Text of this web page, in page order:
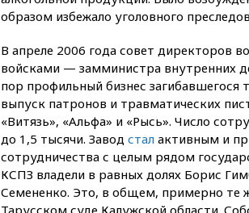
образом избежало уголовного
В апреле 2006 года совет директоров
войсками — замминистра внутренних
пор профильный бизнес загибавшегося
выпуск патронов и травматических
«Витязь», «Альфа» и «Рысь». Число
до 1,5 тысячи. Завод стал активным и
сотрудничества с целым рядом
КСПЗ владели в равных долях Борис
Семененко. Это, в общем, примерно те
Тарусском суде Калужской области.